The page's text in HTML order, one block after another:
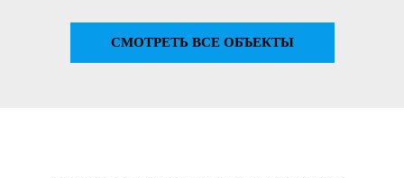
СМОТРЕТЬ ВСЕ ОБЪЕКТЫ